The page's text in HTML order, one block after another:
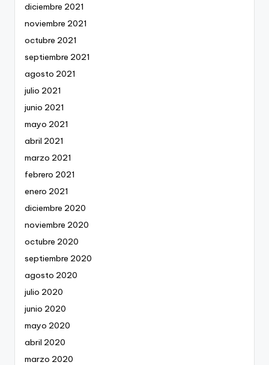
diciembre 2021
noviembre 2021
octubre 2021
septiembre 2021
agosto 2021
julio 2021
junio 2021
mayo 2021
abril 2021
marzo 2021
febrero 2021
enero 2021
diciembre 2020
noviembre 2020
octubre 2020
septiembre 2020
agosto 2020
julio 2020
junio 2020
mayo 2020
abril 2020
marzo 2020